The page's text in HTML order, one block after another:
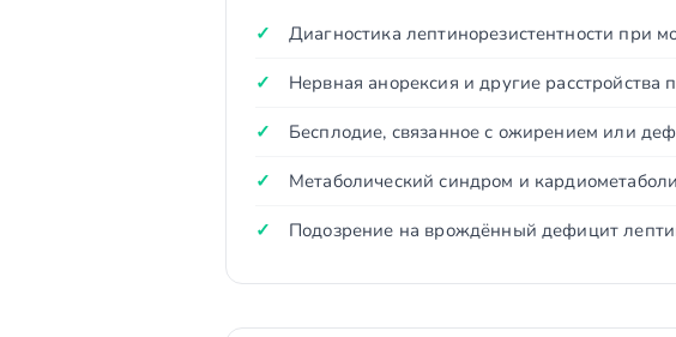
Диагностика лептинорезистентности при
Нервная анорексия и другие расстройства
Бесплодие, связанное с ожирением или
Метаболический синдром и
Подозрение на врождённый дефицит